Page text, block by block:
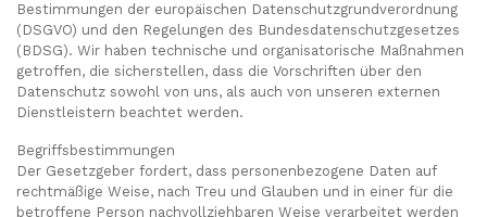
Bestimmungen der europäischen Datenschutzgrundverordnung
(DSGVO) und den Regelungen des Bundesdatenschutzgesetzes
(BDSG). Wir haben technische und organisatorische Maßnahmen
getroffen, die sicherstellen, dass die Vorschriften über den
Datenschutz sowohl von uns, als auch von unseren externen
Dienstleistern beachtet werden.
Begriffsbestimmungen
Der Gesetzgeber fordert, dass personenbezogene Daten auf
rechtmäßige Weise, nach Treu und Glauben und in einer für die
betroffene Person nachvollziehbaren Weise verarbeitet werden